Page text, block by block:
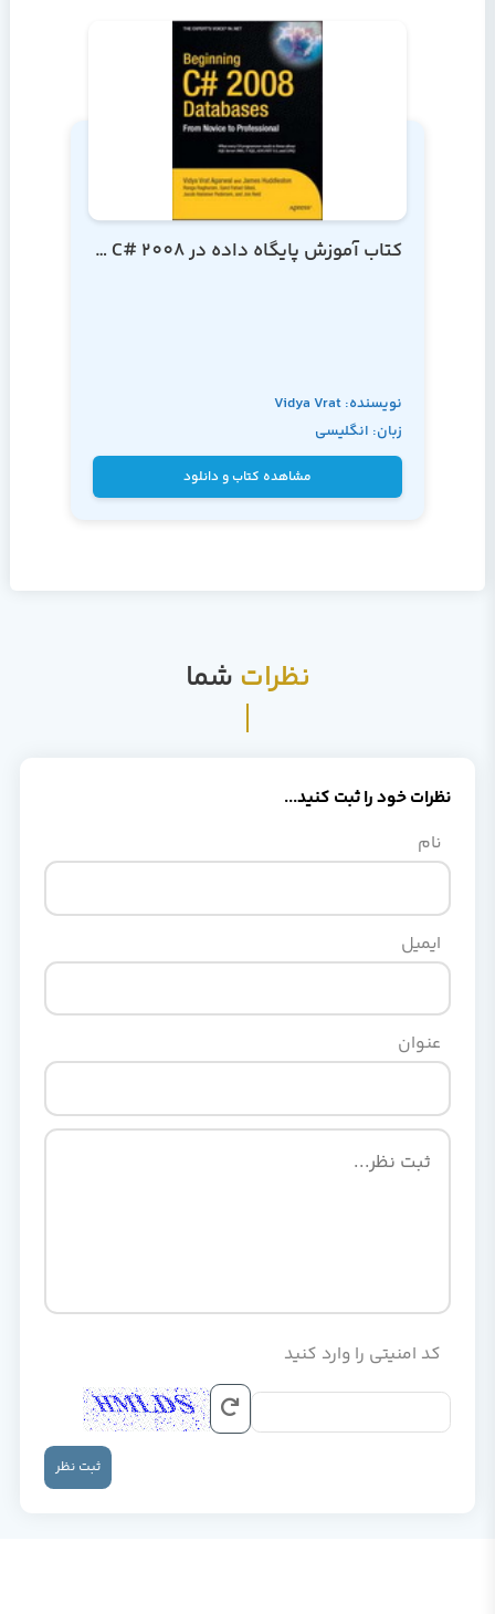
کتاب آموزش پایگاه داده در C# 2008 از مقدماتی تا پیشرفته
نویسنده: Vidya Vrat
Agarwal و James
زبان: انگلیسی
مشاهده کتاب و دانلود
نظرات شما
نظرات خود را ثبت کنید...
نام
ایمیل
عنوان
کد امنیتی را وارد کنید
ثبت نظر